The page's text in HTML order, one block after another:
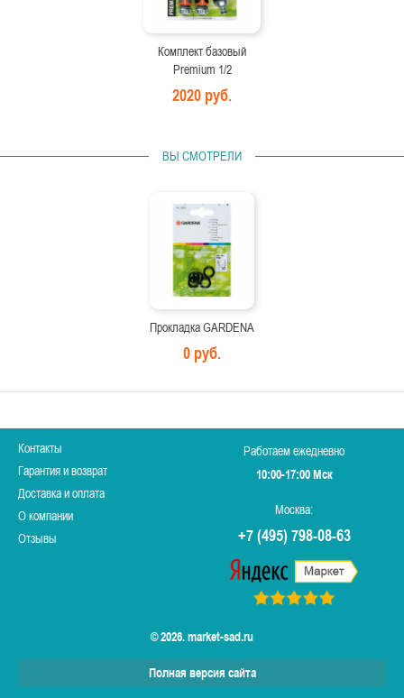
Комплект базовый
Premium 1/2
2020 руб.
ВЫ СМОТРЕЛИ
Прокладка GARDENA
0 руб.
Контакты
Гарантия и возврат
Доставка и оплата
О компании
Отзывы
Работаем ежедневно
10:00-17:00 Мск
Москва:
+7 (495) 798-08-63
© 2026. market-sad.ru
Полная версия сайта